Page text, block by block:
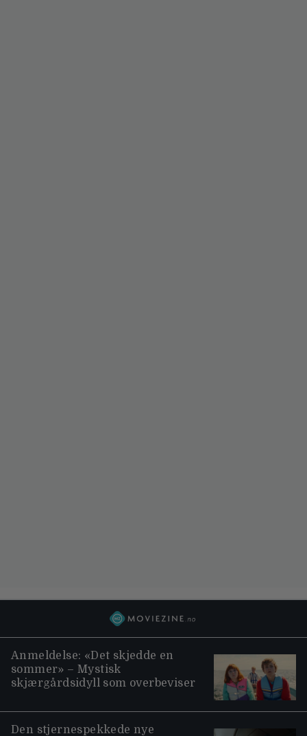
Anmeldelse: «Det skjedde en
sommer» – Mystisk
skjærgårdsidyll som overbeviser
Den stjernespekkede nye